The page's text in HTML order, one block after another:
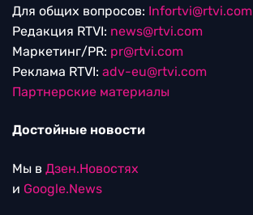
Для общих вопросов: Infortvi@rtvi.com
Редакция RTVI: news@rtvi.com
Маркетинг/PR: pr@rtvi.com
Реклама RTVI: adv-eu@rtvi.com
Партнерские материалы
Достойные новости
Мы в Дзен.Новостях
и Google.News